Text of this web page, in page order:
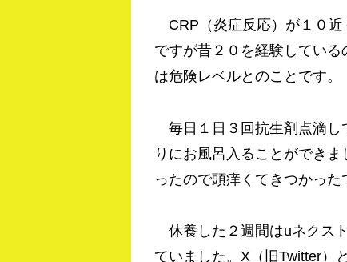
CRP（炎症反応）が１０近
ですが昔２０を経験してい
は危険レベルとのことです。
毎日１日３回抗生剤点滴し
りにお風呂入ることができ
ったので頭痒くてきつかった
休養した２週間はuネクス
ていました。X（旧Twitter）